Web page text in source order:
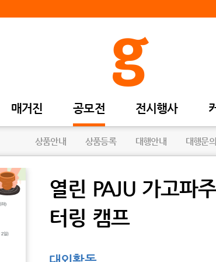
매거진 공모전 전시행사
상품안내 상품등록 대행안내 대행문의
열린 PAJU 가고파
터링 캠프